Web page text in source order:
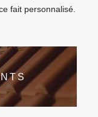
fait personnalisé.